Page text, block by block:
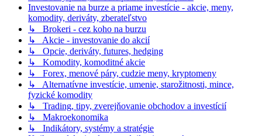
Investovanie na burze a priame investície - akcie, meny,
komodity, deriváty, zberateľstvo
↳ Brokeri - cez koho na burzu
↳ Akcie - investovanie do akcií
↳ Opcie, deriváty, futures, hedging
↳ Komodity, komoditné akcie
↳ Forex, menové páry, cudzie meny, kryptomeny
↳ Alternatívne investície, umenie, starožitnosti, mince,
fyzické komodity
↳ Trading, tipy, zverejňovanie obchodov a investícií
↳ Makroekonomika
↳ Indikátory, systémy a stratégie